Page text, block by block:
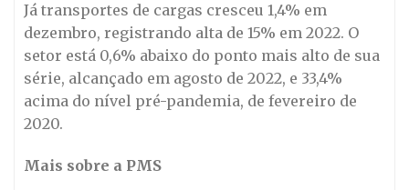
Já transportes de cargas cresceu 1,4% em
dezembro, registrando alta de 15% em 2022. O
setor está 0,6% abaixo do ponto mais alto de sua
série, alcançado em agosto de 2022, e 33,4%
acima do nível pré-pandemia, de fevereiro de
2020.
Mais sobre a PMS